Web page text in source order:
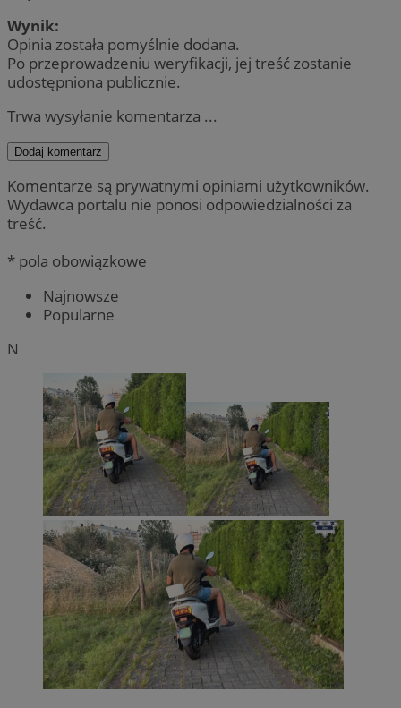
Wynik:
Opinia została pomyślnie dodana.
Po przeprowadzeniu weryfikacji, jej treść zostanie
udostępniona publicznie.
Trwa wysyłanie komentarza ...
Dodaj komentarz
Komentarze są prywatnymi opiniami użytkowników.
Wydawca portalu nie ponosi odpowiedzialności za
treść.
* pola obowiązkowe
Najnowsze
Popularne
N